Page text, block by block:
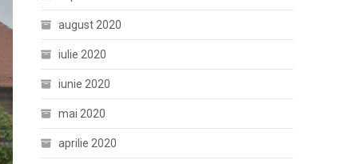
august 2020
iulie 2020
iunie 2020
mai 2020
aprilie 2020